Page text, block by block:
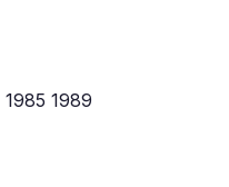
1985 1989